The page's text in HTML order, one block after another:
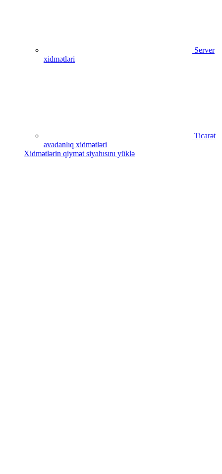
Server
xidmətləri
Ticarət
avadanlıq xidmətləri
Xidmətlərin qiymət siyahısını yüklə